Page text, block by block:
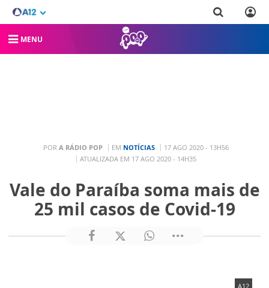
MENU
POR A RÁDIO POP EM NOTÍCIAS
17 AGO 2020 - 13H56
ATUALIZADA EM 17 AGO 2020 - 14H35
Vale do Paraíba soma mais de
25 mil casos de Covid-19
A12